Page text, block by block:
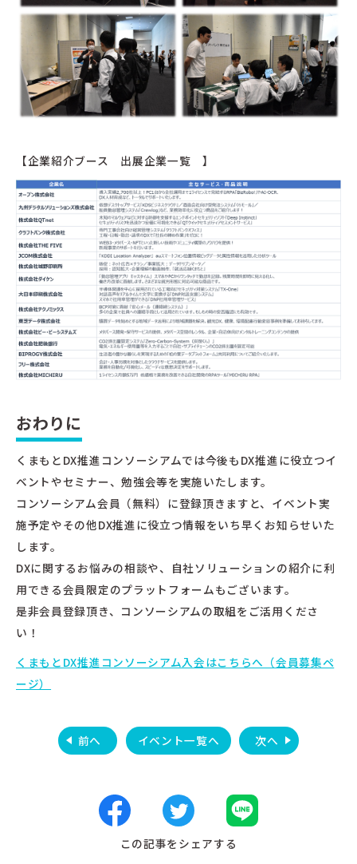
【企業紹介ブース 出展企業一覧 】
おわりに
くまもとDX推進コンソーシアムでは今後もDX推進に役立つイ
ベントやセミナー、勉強会等を実施いたします。
コンソーシアム会員（無料）に登録頂きますと、イベント実
施予定やその他DX推進に役立つ情報をいち早くお知らせいた
します。
DXに関するお悩みの相談や、自社ソリューションの紹介に利
用できる会員限定のプラットフォームもございます。
是非会員登録頂き、コンソーシアムの取組をご活用くださ
い！
くまもとDX推進コンソーシアム入会はこちらへ（会員募集ペ
ージ）
前へ イベント一覧へ 次へ
この記事をシェアする